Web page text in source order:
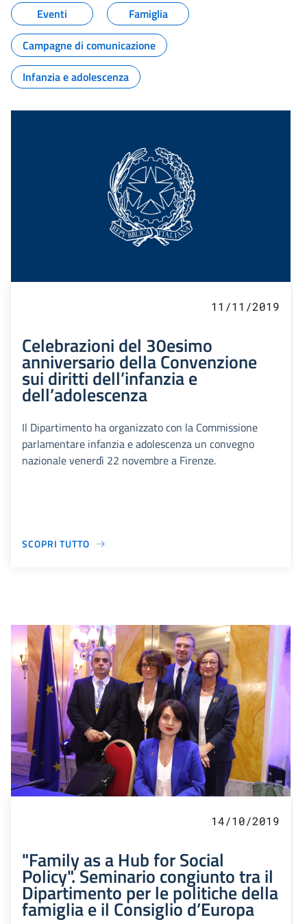
Eventi
Famiglia
Campagne di comunicazione
Infanzia e adolescenza
11/11/2019
Celebrazioni del 30esimo
anniversario della Convenzione
sui diritti dell’infanzia e
dell’adolescenza
Il Dipartimento ha organizzato con la Commissione
parlamentare infanzia e adolescenza un convegno
nazionale venerdì 22 novembre a Firenze.
SCOPRI TUTTO
14/10/2019
"Family as a Hub for Social
Policy". Seminario congiunto tra il
Dipartimento per le politiche della
famiglia e il Consiglio d’Europa